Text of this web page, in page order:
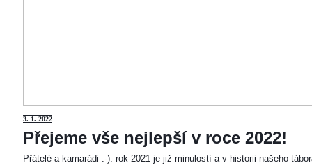
3. 1. 2022
Přejeme vše nejlepší v roce 2022!
Přátelé a kamarádi :-). rok 2021 je již minulostí a v historii našeho